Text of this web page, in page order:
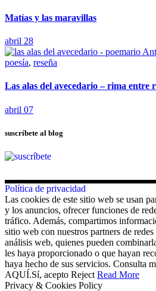
Matías y las maravillas
abril 28
poesía, reseña
Las alas del avecedario – rima entre
abril 07
suscríbete al blog
Política de privacidad
Las cookies de este sitio web se usan
y los anuncios, ofrecer funciones de
tráfico. Además, compartimos
sitio web con nuestros partners de
análisis web, quienes pueden
les haya proporcionado o que hayan
haya hecho de sus servicios. Consulta
AQUÍ.Sí, acepto Reject Read More
Privacy & Cookies Policy